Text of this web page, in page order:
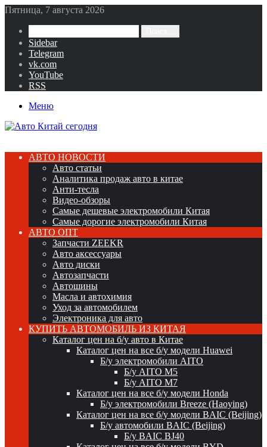
Пятница, 7 августа 2026
Sidebar
Telegram
vk.com
YouTube
RSS
Меню
АВТО НОВОСТИ
Авто статьи
Аналитика продаж авто в китае
Анти-тесла
Видео-обзоры
Самые дешевые электромобили Китая
Самые дорогие электромобили Китая
АВТО ОПТ
Запчасти ZEEKR
Авто аксессуары
Авто диски
Автозапчасти
Автошины
Масла и автохимия
Уход за автомобилем
Электроника для авто
КУПИТЬ АВТОМОБИЛЬ ИЗ КИТАЯ
Каталог цен на б/у авто в Китае
Каталог цен на все б/у модели Huawei
Б/у электромобили AITO
Б/у AITO M5
Б/у AITO M7
Каталог цен на все б/у модели Honda
Б/у электромобили Breeze (Haoying)
Каталог цен на все б/у модели BAIC (Beijing)
Б/у автомобили BAIC (Beijing)
Б/у BAIC BJ40